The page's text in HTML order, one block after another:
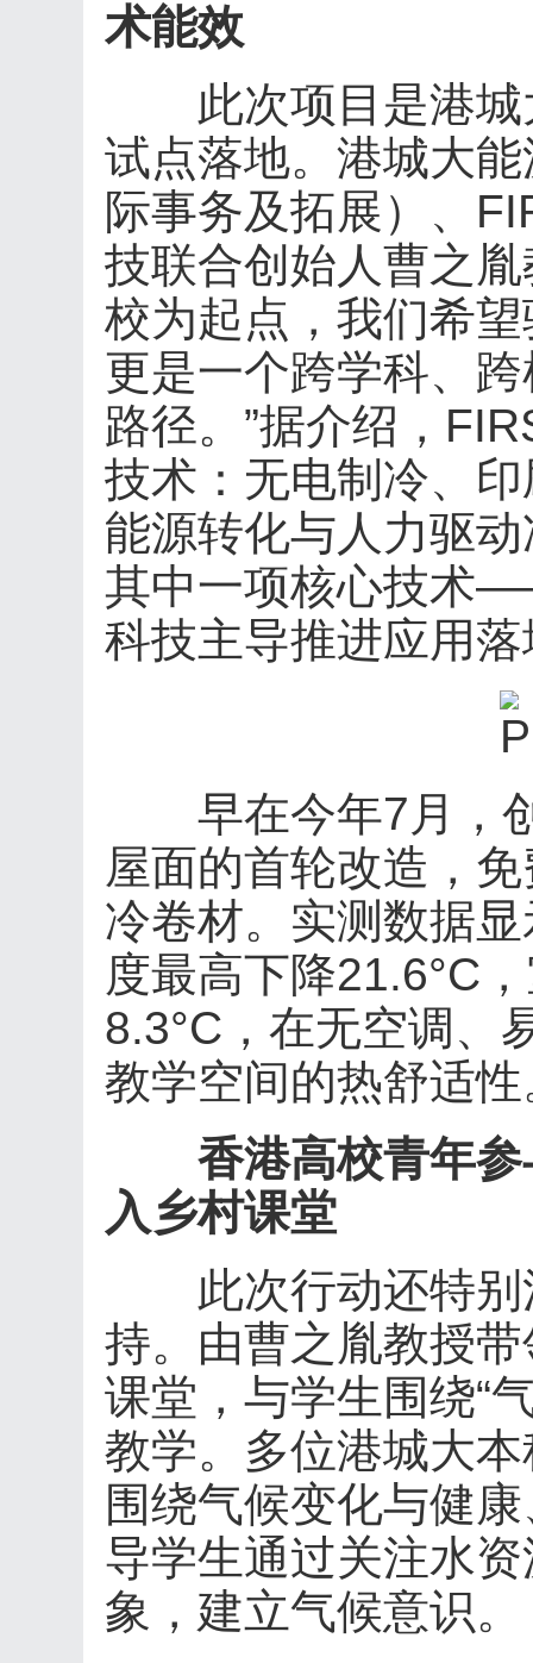
术能效
此次项目是港城
试点落地。港城大
际事务及拓展）、
技联合创始人曹之
校为起点，我们希
更是一个跨学科、
路径。”据介绍，
技术：无电制冷、
能源转化与人力驱
其中一项核心技术
科技主导推进应用
早在今年7月，创
屋面的首轮改造，
冷卷材。实测数据
度最高下降21.6°C
8.3°C，在无空调、
教学空间的热舒适性
香港高校青年
入乡村课堂
此次行动还特别
持。由曹之胤教授
课堂，与学生围绕“
教学。多位港城大
围绕气候变化与健
导学生通过关注水
象，建立气候意识。